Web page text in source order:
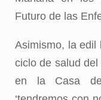
Futuro de las
Asimismo, la edil
ciclo de salud
en la Casa